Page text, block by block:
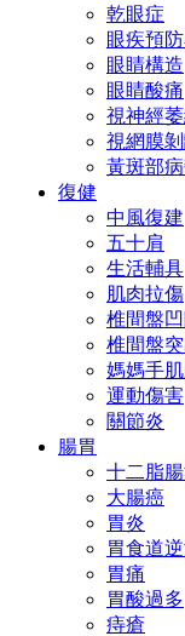
乾眼症
眼疾預
眼睛構造
眼睛酸痛
視神經
視網膜
黃斑部
復健
中風復建
五十肩
生活輔具
肌肉拉傷
椎間盤
椎間盤
媽媽手
運動傷害
關節炎
腸胃
十二脂
大腸癌
胃炎
胃食道
胃痛
胃酸過多
痔瘡